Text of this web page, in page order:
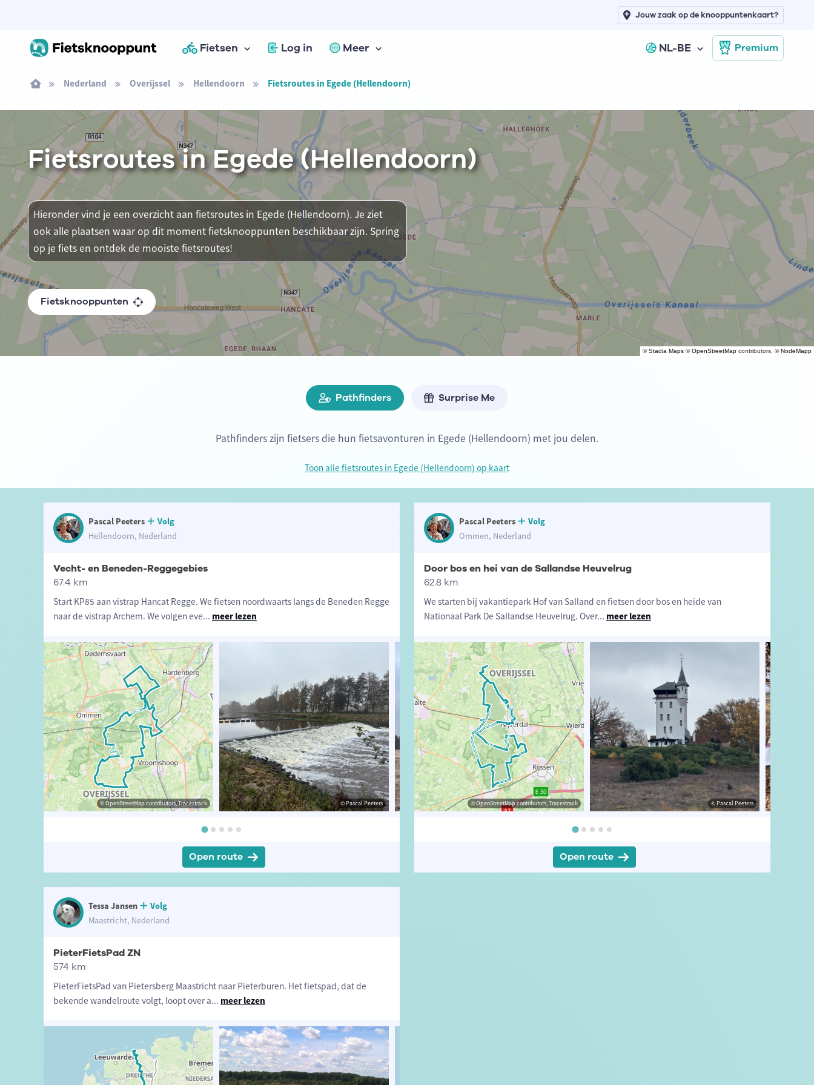
Fietsen Log in Meer NL-BE Premium
Jouw zaak op de knooppuntenkaart?
Nederland Overijssel Hellendoorn Fietsroutes in Egede (Hellendoorn)
©Stadia Maps ©OpenStreetMap contributors, ©NodeMapp
Fietsroutes in Egede (Hellendoorn)
Hieronder vind je een overzicht aan fietsroutes in Egede (Hellendoorn). Je ziet
ook alle plaatsen waar op dit moment fietsknooppunten beschikbaar zijn. Spring
op je fiets en ontdek de mooiste fietsroutes!
Fietsknooppunten
Pathfinders Surprise Me
Pathfinders zijn fietsers die hun fietsavonturen in Egede (Hellendoorn) met jou delen.
Toon alle fietsroutes in Egede (Hellendoorn) op kaart
Pascal Peeters
Volg
Hellendoorn, Nederland
Vecht- en Beneden-Reggegebies
67.4 km
Start KP85 aan vistrap Hancat Regge. We fietsen noordwaarts langs de Beneden Regge
naar de vistrap Archem. We volgen eve... meer lezen
© OpenStreetMap contributors, Tracestrack © Pascal Peeters © Pascal Peeters © Pascal Peeters
Open route
Pascal Peeters
Volg
Ommen, Nederland
Door bos en hei van de Sallandse Heuvelrug
62.8 km
We starten bij vakantiepark Hof van Salland en fietsen door bos en heide van
Nationaal Park De Sallandse Heuvelrug. Over... meer lezen
© Pascal Peeters © Pascal Peeters © Pascal Peeters © OpenStreetMap contributors, Tracestrack © Pascal Peeters
Open route
Tessa Jansen
Volg
Maastricht, Nederland
PieterFietsPad ZN
574 km
PieterFietsPad van Pietersberg Maastricht naar Pieterburen. Het fietspad, dat de
bekende wandelroute volgt, loopt over a... meer lezen